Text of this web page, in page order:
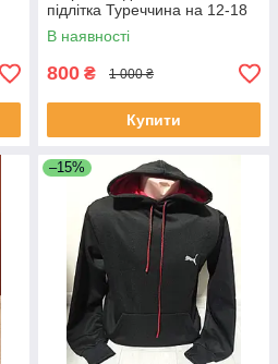
підлітка Туреччина на 12-18
років
В наявності
800 ₴ 1 000 ₴
Купити
–15%